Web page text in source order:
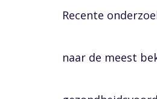
Recente
naar de meest